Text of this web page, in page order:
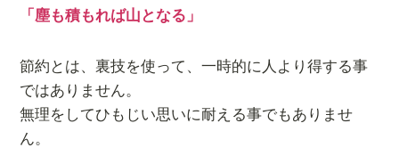
「塵も積もれば山となる」
節約とは、裏技を使って、一時的に人より得する事
ではありません。
無理をしてひもじい思いに耐える事でもありませ
ん。